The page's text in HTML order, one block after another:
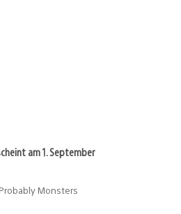
am 1. September
Monsters